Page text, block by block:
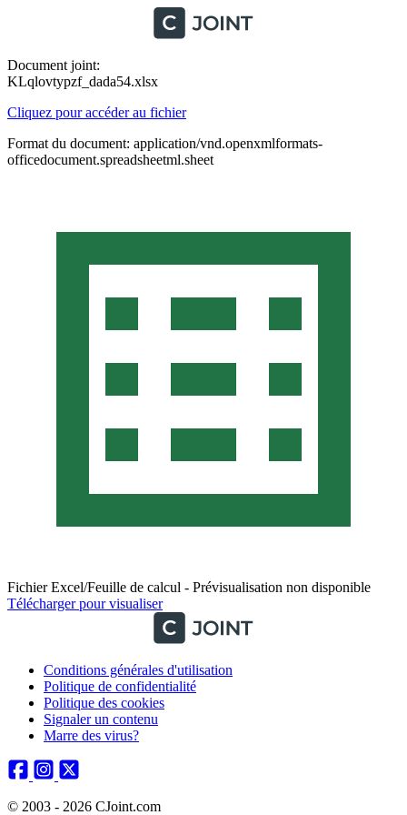
Document joint:
KLqlovtypzf_dada54.xlsx
Cliquez pour accéder au fichier
Format du document: application/vnd.openxmlformats-
officedocument.spreadsheetml.sheet
Fichier Excel/Feuille de calcul - Prévisualisation non disponible
Télécharger pour visualiser
Conditions générales d'utilisation
Politique de confidentialité
Politique des cookies
Signaler un contenu
Marre des virus?
© 2003 - 2026 CJoint.com